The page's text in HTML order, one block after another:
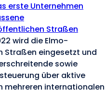
erste Unternehmen
Straßen
wird die Elmo-
Straßen eingesetzt und
sowie
über aktive
mehreren internationalen